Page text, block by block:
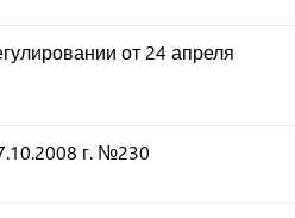
от 24 апреля
г. №230